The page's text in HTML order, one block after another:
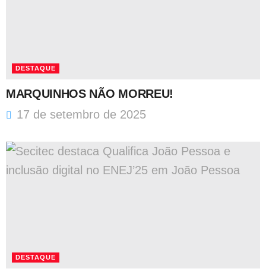
DESTAQUE
MARQUINHOS NÃO MORREU!
17 de setembro de 2025
DESTAQUE